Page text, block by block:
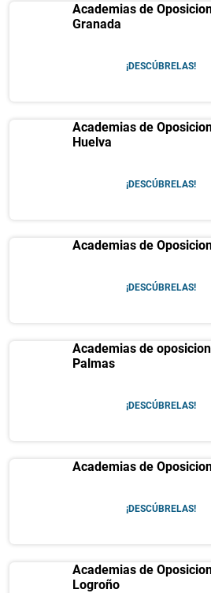
Academias de
Granada
¡DESCÚBRELAS!
Academias de
Huelva
¡DESCÚBRELAS!
Academias de
¡DESCÚBRELAS!
Academias de
Palmas
¡DESCÚBRELAS!
Academias de
¡DESCÚBRELAS!
Academias de
Logroño